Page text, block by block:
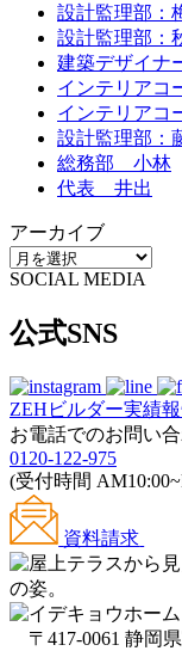
設計監理部：
設計監理部：
建築デザイナ
インテリアコ
インテリアコ
設計監理部：
総務部 小林
代表 井出
アーカイブ
SOCIAL MEDIA
公式SNS
ZEHビルダー実績
お電話でのお問い
0120-122-975
(受付時間
資料請求
〒417-0061 静岡